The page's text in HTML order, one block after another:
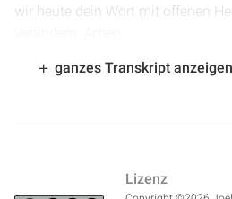
wir heute dein Wort mit offenen
1:12 ] Wir beginnen in Vers 26
gestellt in Vers 17. Und hier sagt
ganzes Transkript anzeigen
Lizenz